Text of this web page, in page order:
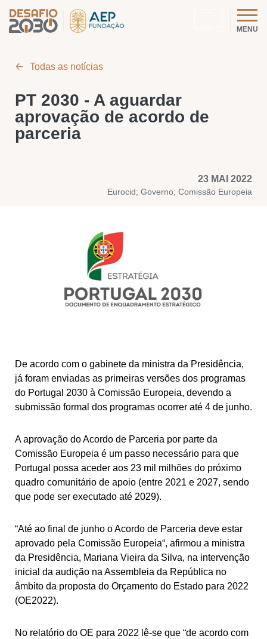
MENU
Todas as notícias
PT 2030 - A aguardar
aprovação de acordo de
parceria
23 MAI 2022
Eurocid; Governo; Comissão Europeia
De acordo com o gabinete da ministra da Presidência,
já foram enviadas as primeiras versões dos programas
do Portugal 2030 à Comissão Europeia, devendo a
submissão formal dos programas ocorrer até 4 de junho.
A aprovação do Acordo de Parceria por parte da
Comissão Europeia é um passo necessário para que
Portugal possa aceder aos 23 mil milhões do próximo
quadro comunitário de apoio (entre 2021 e 2027, sendo
que pode ser executado até 2029).
“Até ao final de junho o Acordo de Parceria deve estar
aprovado pela Comissão Europeia“, afirmou a ministra
da Presidência, Mariana Vieira da Silva, na intervenção
inicial da audição na Assembleia da República no
âmbito da proposta do Orçamento do Estado para 2022
(OE2022).
No relatório do OE para 2022 lê-se que “de acordo com